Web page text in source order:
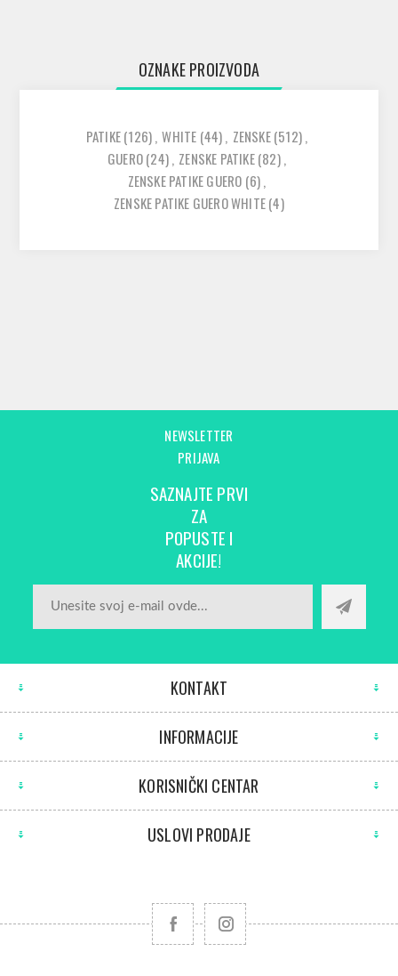
OZNAKE PROIZVODA
PATIKE(126), WHITE (44), ZENSKE(512),
GUERO(24), ZENSKE PATIKE(82),
ZENSKE PATIKE GUERO (6),
ZENSKE PATIKE GUERO WHITE(4)
NEWSLETTER
PRIJAVA
SAZNAJTE PRVI
ZA
POPUSTE I
AKCIJE!
KONTAKT
INFORMACIJE
KORISNIČKI CENTAR
USLOVI PRODAJE